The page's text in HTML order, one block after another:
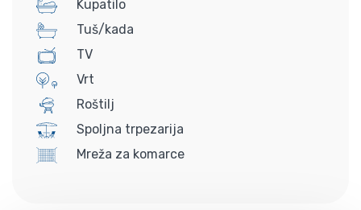
Kupatilo
Tuš/kada
TV
Vrt
Roštilj
Spoljna trpezarija
Mreža za komarce